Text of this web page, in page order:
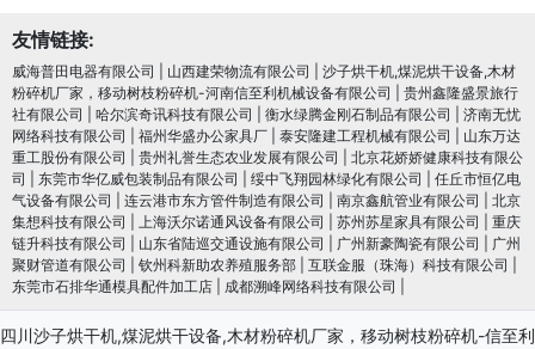
友情链接:
威海普田电器有限公司 山西建荣物流有限公司
沙子烘干机,煤泥烘干设备,木材
粉碎机厂家，移动树枝粉碎机-河南信至利机械设备有限公司
贵州鑫隆盛景旅行
社有限公司
哈尔滨奇讯科技有限公司 衡水绿腾金刚石制品有限公司
济南无忧
网络科技有限公司
福州华盛办公家具厂 泰安隆建工程机械有限公司
山东万达
重工股份有限公司
贵州礼誉生态农业发展有限公司
北京花娇娇健康科技有限公
司
东莞市华亿威包装制品有限公司 绥中飞翔园林绿化有限公司
任丘市恒亿电
气设备有限公司
连云港市东方管件制造有限公司 南京鑫航管业有限公司
北京
集想科技有限公司
上海沃尔诺通风设备有限公司 苏州苏星家具有限公司
重庆
链升科技有限公司
山东省陆巡交通设施有限公司 广州新豪陶瓷有限公司
广州
聚财管道有限公司
钦州科新助农养殖服务部 互联金服（珠海）科技有限公司
东莞市石排华通模具配件加工店
成都溯峰网络科技有限公司
四川沙子烘干机,煤泥烘干设备,木材粉碎机厂家，移动树枝粉碎机-信至利